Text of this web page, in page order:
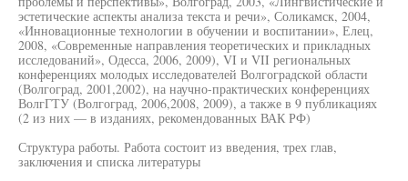
эстетические аспекты анализа текста и речи», Соликамск, 2004,
«Инновационные технологии в обучении и воспитании», Елец,
2008, «Современные направления теоретических и прикладных
исследований», Одесса, 2006, 2009), VI и VII региональных
конференциях молодых исследователей Волгоградской области
(Волгоград, 2001,2002), на научно-практических конференциях
ВолгГТУ (Волгоград, 2006,2008, 2009), а также в 9 публикациях
(2 из них — в изданиях, рекомендованных ВАК РФ)
Структура работы. Работа состоит из введения, трех глав,
заключения и списка литературы